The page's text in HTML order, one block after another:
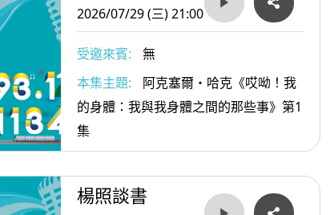
2026/07/29 (三) 21:00
受邀來賓:
無
本集主題:
阿克塞爾・哈克《哎呦！我
的身體：我與我身體之間的那些事》第1
集
楊照談書